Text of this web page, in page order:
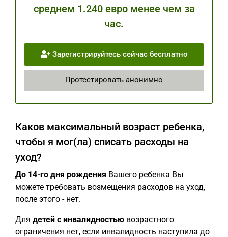
среднем 1.240 евро менее чем за
час.
Зарегистрируйтесь сейчас бесплатно
Протестировать анонимно
Каков максимальный возраст ребенка,
чтобы я мог(ла) списать расходы на
уход?
До 14-го дня рождения Вашего ребенка Вы
можете требовать возмещения расходов на уход,
после этого - нет.
Для детей с инвалидностью возрастного
ограничения нет, если инвалидность наступила до